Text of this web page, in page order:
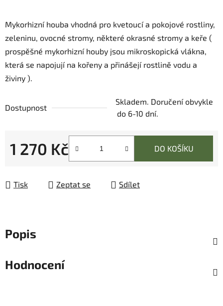
Mykorhizní houba vhodná pro kvetoucí a pokojové rostliny,
zeleninu, ovocné stromy, některé okrasné stromy a keře (
prospěšné mykorhizní houby jsou mikroskopická vlákna,
která se napojují na kořeny a přinášejí rostlině vodu a
živiny ).
Dostupnost
Skladem. Doručení obvykle
do 6-10 dní.
1 270 Kč DO KOŠÍKU
Tisk Zeptat se Sdílet
Popis
Hodnocení